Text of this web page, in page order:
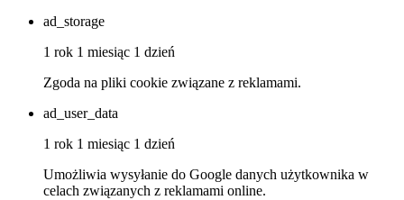
ad_storage
1 rok 1 miesiąc 1 dzień
Zgoda na pliki cookie związane z reklamami.
ad_user_data
1 rok 1 miesiąc 1 dzień
Umożliwia wysyłanie do Google danych użytkownika w
celach związanych z reklamami online.